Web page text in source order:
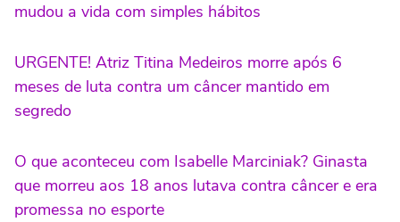
mudou a vida com simples hábitos
URGENTE! Atriz Titina Medeiros morre após 6
meses de luta contra um câncer mantido em
segredo
O que aconteceu com Isabelle Marciniak? Ginasta
que morreu aos 18 anos lutava contra câncer e era
promessa no esporte